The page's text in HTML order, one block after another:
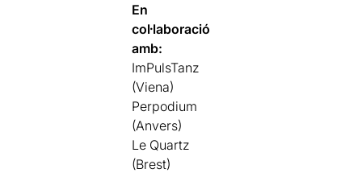
En
col·laboració
amb:
ImPulsTanz
(Viena)
Perpodium
(Anvers)
Le Quartz
(Brest)